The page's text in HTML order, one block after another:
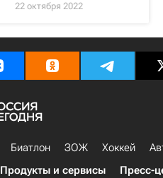
22 октября 2022
Биатлон ЗОЖ Хоккей
Продукты и сервисы Пресс-